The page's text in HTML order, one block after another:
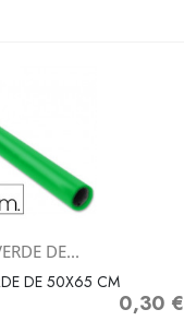
DE...
DE 50X65 CM
Precio
0,30 €